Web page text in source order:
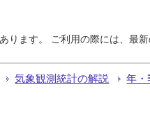
ます。 ご利用の際には、最
気象観測統計の解説 年・